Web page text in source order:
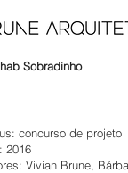
Sobradinho
concurso de projeto
2016
Vivian Brune,